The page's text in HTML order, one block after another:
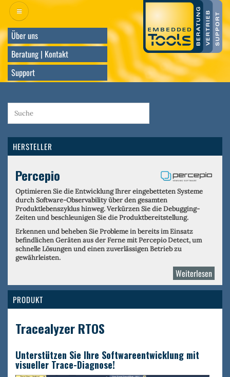
Direkt
zum
InhaltÜber uns
Beratung | Kontakt
Support
HERSTELLER
Percepio
Optimieren Sie die Entwicklung Ihrer eingebetteten Systeme
durch Software-Observability über den gesamten
Produktlebenszyklus hinweg. Verkürzen Sie die Debugging-
Zeiten und beschleunigen Sie die Produktbereitstellung.
Erkennen und beheben Sie Probleme in bereits im Einsatz
befindlichen Geräten aus der Ferne mit Percepio Detect, um
schnelle Lösungen und einen zuverlässigen Betrieb zu
gewährleisten.
Weiterlesen
PRODUKT
Tracealyzer RTOS
Unterstützen Sie Ihre Softwareentwicklung mit
visueller Trace-Diagnose!